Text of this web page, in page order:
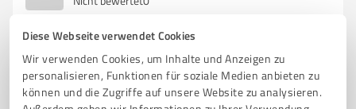
Diese Webseite verwendet Cookies
Wir verwenden Cookies, um Inhalte und Anzeigen zu
personalisieren, Funktionen für soziale Medien anbieten zu
können und die Zugriffe auf unsere Website zu analysieren.
4 Coaching
Powerflow & Heilraum - Lebensbalance -